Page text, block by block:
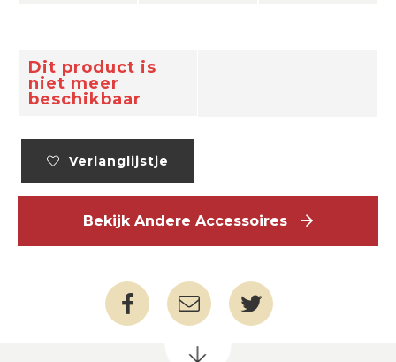
Dit product is
niet meer
beschikbaar
Verlanglijstje
Bekijk Andere Accessoires